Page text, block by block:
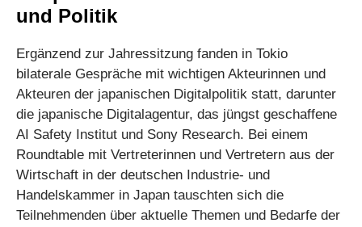
und Politik
Ergänzend zur Jahressitzung fanden in Tokio
bilaterale Gespräche mit wichtigen Akteurinnen und
Akteuren der japanischen Digitalpolitik statt, darunter
die japanische Digitalagentur, das jüngst geschaffene
AI Safety Institut und Sony Research. Bei einem
Roundtable mit Vertreterinnen und Vertretern aus der
Wirtschaft in der deutschen Industrie- und
Handelskammer in Japan tauschten sich die
Teilnehmenden über aktuelle Themen und Bedarfe der